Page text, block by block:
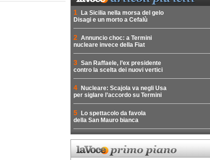
1
La Sicilia nella morsa del gelo
Disagi e un morto a Cefalù
2 Annuncio choc: a Termini
nucleare invece della Fiat
3 San Raffaele, l’ex presidente
contro la scelta dei nuovi vertici
4
Nucleare: Scajola va negli Usa
per siglare l’accordo su Termini
5
Lo spettacolo da favola
della San Mauro bianca